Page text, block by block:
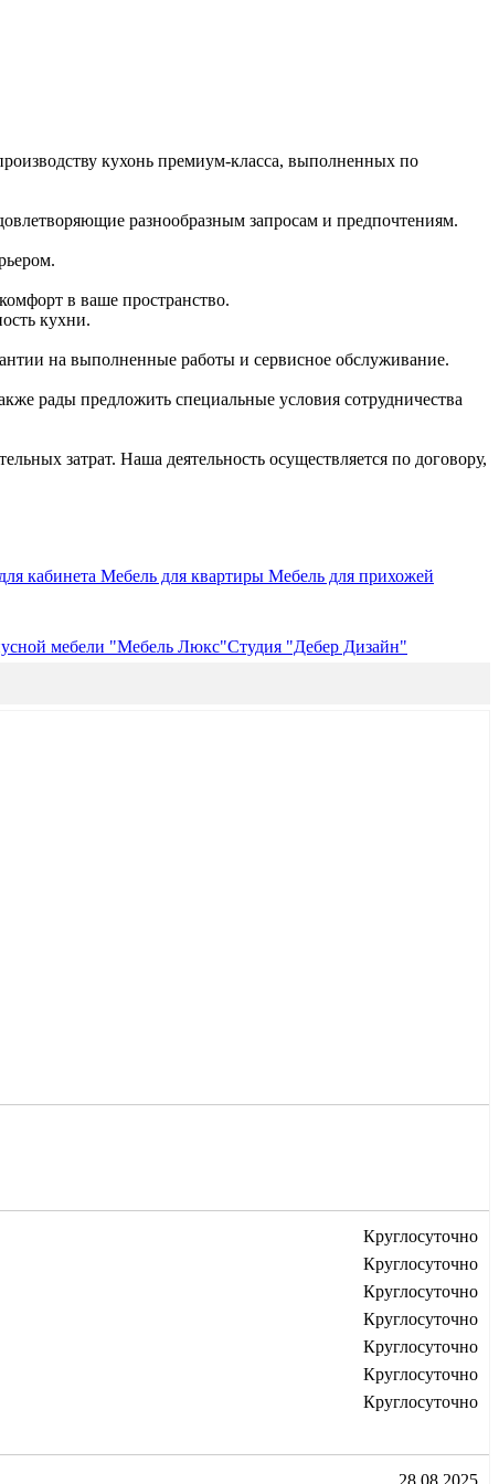
кухонь премиум-класса, выполненных по
разнообразным запросам и предпочтениям.
в ваше пространство.
кухни.
на выполненные работы и сервисное обслуживание.
рады предложить специальные условия сотрудничества
затрат. Наша деятельность осуществляется по договору,
кабинета Мебель для квартиры Мебель для прихожей
мебели "Мебель Люкс"Студия "Дебер Дизайн"
Круглосуточно
Круглосуточно
Круглосуточно
Круглосуточно
Круглосуточно
Круглосуточно
Круглосуточно
28.08.2025